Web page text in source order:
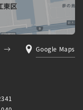
Google Maps